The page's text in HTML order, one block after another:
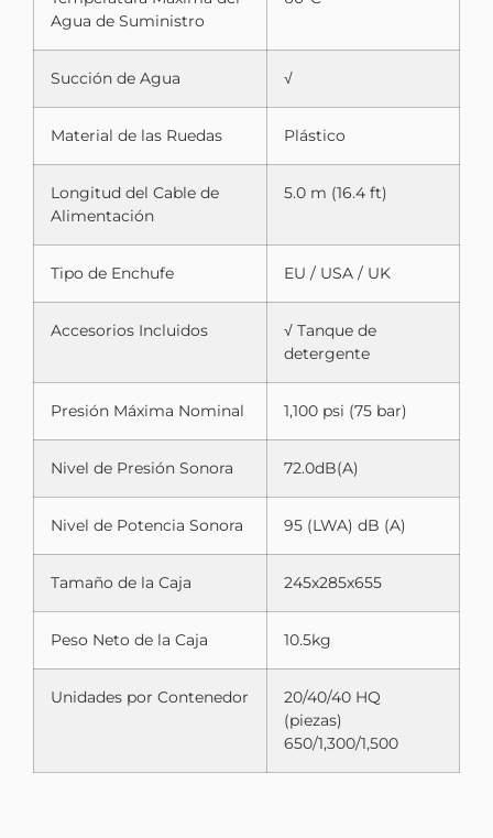
Agua de Suministro
Succión de Agua √
Material de las Ruedas Plástico
Longitud del Cable de
Alimentación
5.0 m (16.4 ft)
Tipo de Enchufe EU / USA / UK
Accesorios Incluidos
√ Tanque de
detergente
Presión Máxima Nominal 1,100 psi (75 bar)
Nivel de Presión Sonora 72.0dB(A)
Nivel de Potencia Sonora 95 (LWA) dB (A)
Tamaño de la Caja 245x285x655
Peso Neto de la Caja 10.5kg
Unidades por Contenedor
20/40/40 HQ
(piezas)
650/1,300/1,500